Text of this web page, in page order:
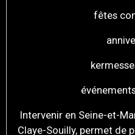
fêtes
Intervenir en Seine-et-
Claye-Souilly, permet de